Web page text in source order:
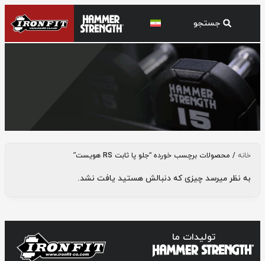
جلو پا ثابت RS هویستخانه / محصولات برچسب خورده “جلو پا ثابت RS هویست”
به نظر میرسد چیزی که دنبالش هستید یافت نشد.
تولیدات ما